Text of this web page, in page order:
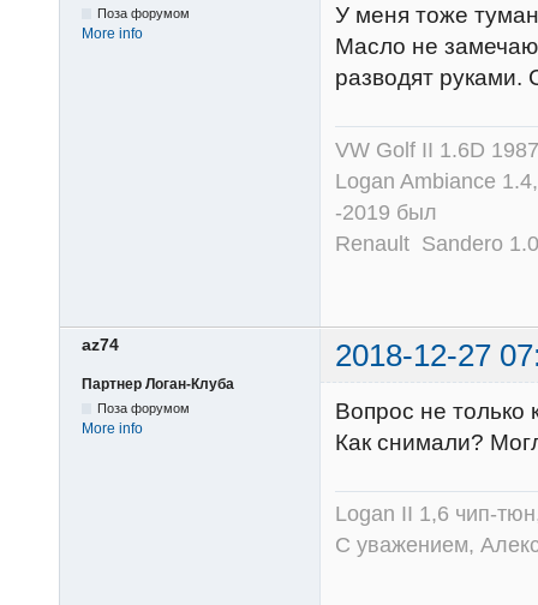
Поза форумом
More info
У меня тоже
Масло не
разводят руками.
VW Golf II 1.6D
Logan Ambiance
-2019 был
Renault Sandero
az74 2018-12-27
Партнер Логан-Клуба
Поза форумом
More info
Вопрос не только
Как снимали?
Logan II 1,6 чип-
С уважением,